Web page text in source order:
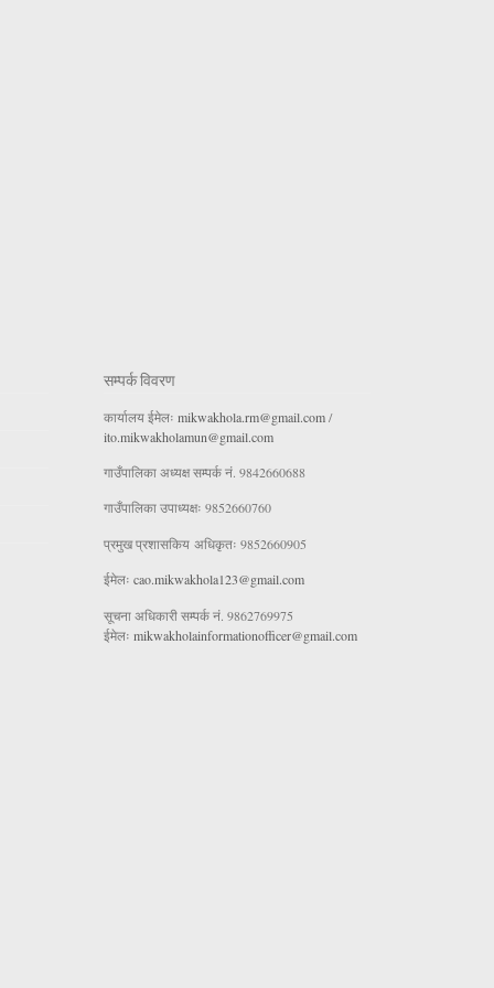
सम्पर्क विवरण
कार्यालय ईमेलः mikwakhola.rm@gmail.com/
ito.mikwakholamun@gmail.com
गाउँपालिका अध्यक्ष सम्पर्क नं. 9842660688
गाउँपालिका उपाध्यक्षः 9852660760
प्रमुख प्रशासकिय अधिकृतः 9852660905
ईमेलः cao.mikwakhola123@gmail.com
सूचना अधिकारी सम्पर्क नं. 9862769975
ईमेलः mikwakholainformationofficer@gmail.com